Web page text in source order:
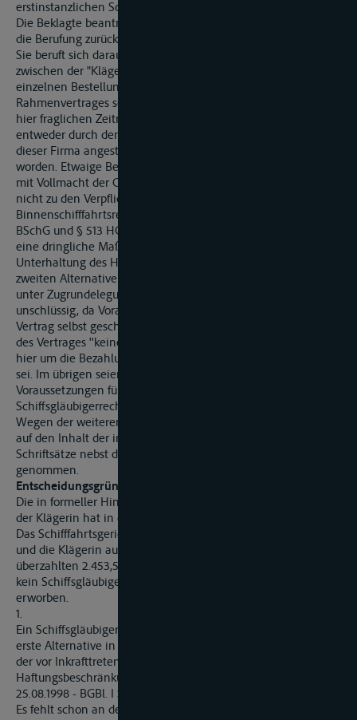
erstinstanzlichen Schlussanträgen zu erkennen.
Die Beklagte beantragt,
die Berufung zurückzuweisen.
Sie beruft sich darauf, dass die Lieferungen aufgrund Vertrages
zwischen der "Klägerin und der Fa. C erfolgt seien. Die
einzelnen Bestellungen aufgrund des abgeschlossenen
Rahmenvertrages seien sowohl in der Vorzeit als auch in dem
hier fraglichen Zeitraum von Mai bis Ende August 1997
entweder durch den Direktor der Fa. C, Herrn E, oder die bei
dieser Firma angestellte Zahlmeisterin Frau En, getätigt
worden. Etwaige Bestellungen durch den Schiffsführer seien
mit Vollmacht der C erfolgt. Die Verproviantierung gehöre
nicht zu den Verpflichtungen eines Schiffsführers im
Binnenschifffahrtsrecht, wie ein Vergleich zwischen § 8
BSchG und § 513 HGB zeige. Es handele sich auch nicht um
eine dringliche Maßnahme, insbesondere nicht, was die
Unterhaltung des Hotelbetriebes angehe. Hinsichtlich der
zweiten Alternative des § 102 Nr. 5 Abs. 1 BSchG sei die Klage
unter Zugrundelegung des eigenen Vorbringens der Klägerin
unschlüssig, da Voraussetzung sei, dass der Schiffseigner den
Vertrag selbst geschlossen habe. Zudem sei die Ausführung
des Vertrages ''keine Dienstobliegenheit des Schiffers, da es
hier um die Bezahlung gehe, die Sache des Eigners/Ausrüsters
sei. Im übrigen seien die
Voraussetzungen für die Entstehung eines
Schiffsgläubigerrechts restriktiv auszulegen.
Wegen der weiteren Einzelheiten des Parteivorbringens wird
auf den Inhalt der in beiden Instanzen gewechselten
Schriftsätze nebst den überreichten Urkunden Bezug
genommen.
Entscheidungsgründe:
Die in formeller Hinsicht nicht zu beanstandende Berufung
der Klägerin hat in der Sache. keinen Erfolg.
Das Schifffahrtsgericht hat zu Recht die Klage abgewiesen
und die Klägerin auf die Widerklage zur Erstattung der
überzahlten 2.453,59 hfl nebst Zinsen verurteilt; denn sie hat
kein Schiffsgläubigerrecht an dem Fahrgastschiff MS P
erworben.
1.
Ein Schiffsgläubigerrecht ist nicht, nach § 102 Nr. 5 Abs. 1,
erste Alternative in Verbindung mit § 15 Abs. 1 BSchG a.F. (in
der vor Inkrafttreten des Gesetzes zur Änderung der
Haftungsbeschränkung in der Binnenschiffahrt vom
25.08.1998 - BGBl. I S. 2489 geltenden Fassung) entstanden.
Es fehlt schon an der ersten Voraussetzung, nämlich dass der